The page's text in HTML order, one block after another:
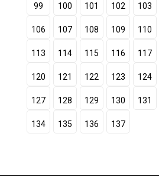
99 100 101 102 103
106 107 108 109 110
113 114 115 116 117
120 121 122 123 124
127 128 129 130 131
134 135 136 137